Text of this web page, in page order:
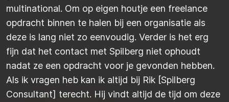
multinational. Om op eigen houtje een freelance
opdracht binnen te halen bij een organisatie als
deze is lang niet zo eenvoudig. Verder is het erg
fijn dat het contact met Spilberg niet ophoudt
nadat ze een opdracht voor je gevonden hebben.
Als ik vragen heb kan ik altijd bij Rik [Spilberg
Consultant] terecht. Hij vindt altijd de tijd om deze